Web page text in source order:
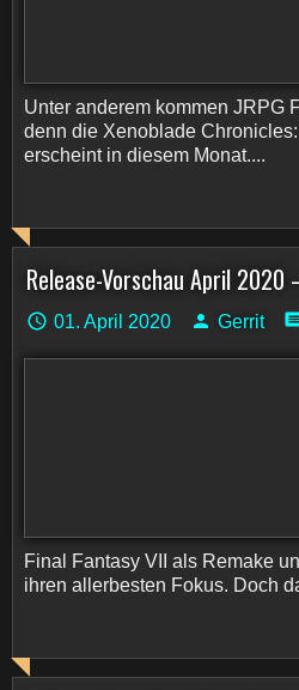
Unter anderem kommen JRPG
denn die Xenoblade
erscheint in diesem Monat....
Release-Vorschau April
01. April 2020 Gerrit
Final Fantasy VII als Remake
ihren allerbesten Fokus. Doch